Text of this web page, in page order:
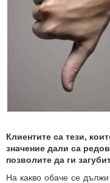
Клиентите са тези,
значение дали са
позволите да ги
На какво обаче се